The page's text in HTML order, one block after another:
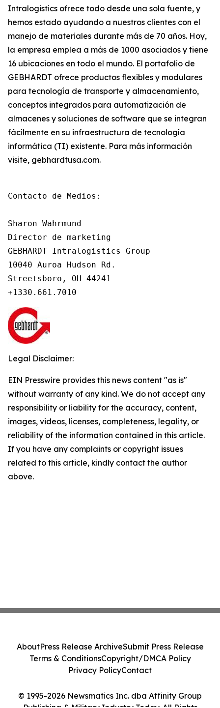
Intralogistics ofrece todo desde una sola fuente, y
hemos estado ayudando a nuestros clientes con el
manejo de materiales durante más de 70 años. Hoy,
la empresa emplea a más de 1000 asociados y tiene
16 ubicaciones en todo el mundo. El portafolio de
GEBHARDT ofrece productos flexibles y modulares
para tecnología de transporte y almacenamiento,
conceptos integrados para automatización de
almacenes y soluciones de software que se integran
fácilmente en su infraestructura de tecnología
informática (TI) existente. Para más información
visite, gebhardtusa.com.
Contacto de Medios:
Sharon Wahrmund
Director de marketing
GEBHARDT Intralogistics Group
10040 Auroa Hudson Rd.
Streetsboro, OH 44241
+1330.661.7010
Legal Disclaimer:
EIN Presswire provides this news content "as is"
without warranty of any kind. We do not accept any
responsibility or liability for the accuracy, content,
images, videos, licenses, completeness, legality, or
reliability of the information contained in this article.
If you have any complaints or copyright issues
related to this article, kindly contact the author
above.
© 1995-2026 Newsmatics Inc. dba Affinity Group
AboutPress Release ArchiveSubmit Press Release
Terms & ConditionsCopyright/DMCA Policy
Privacy PolicyContact